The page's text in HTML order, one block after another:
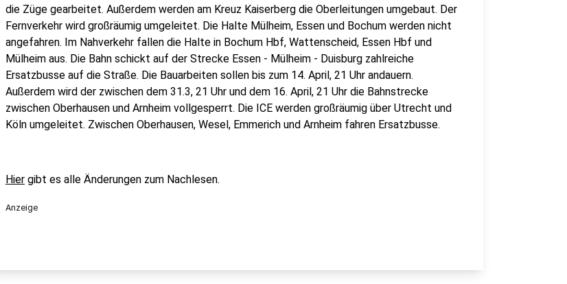
die Züge gearbeitet. Außerdem werden am Kreuz Kaiserberg die Oberleitungen umgebaut. Der
Fernverkehr wird großräumig umgeleitet. Die Halte Mülheim, Essen und Bochum werden nicht
angefahren. Im Nahverkehr fallen die Halte in Bochum Hbf, Wattenscheid, Essen Hbf und
Mülheim aus. Die Bahn schickt auf der Strecke Essen - Mülheim - Duisburg zahlreiche
Ersatzbusse auf die Straße. Die Bauarbeiten sollen bis zum 14. April, 21 Uhr andauern.
Außerdem wird der zwischen dem 31.3, 21 Uhr und dem 16. April, 21 Uhr die Bahnstrecke
zwischen Oberhausen und Arnheim vollgesperrt. Die ICE werden großräumig über Utrecht und
Köln umgeleitet. Zwischen Oberhausen, Wesel, Emmerich und Arnheim fahren Ersatzbusse.
Hier gibt es alle Änderungen zum Nachlesen.
Anzeige